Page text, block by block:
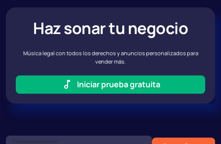
Haz sonar tu negocio
Música legal con todos los derechos y anuncios personalizados para
vender más.
Iniciar prueba gratuita
Su correo electrónico